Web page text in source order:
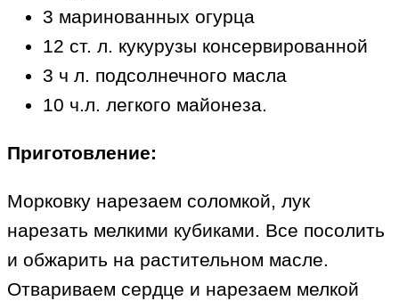
3 маринованных огурца
12 ст. л. кукурузы консервированной
3 ч л. подсолнечного масла
10 ч.л. легкого майонеза.
Приготовление:
Морковку нарезаем соломкой, лук
нарезать мелкими кубиками. Все посолить
и обжарить на растительном масле.
Отвариваем сердце и нарезаем мелкой